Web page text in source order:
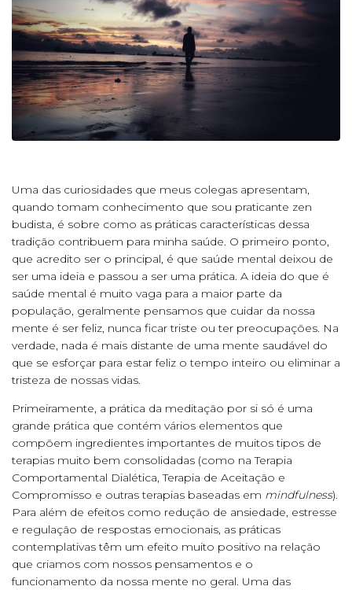
Uma das curiosidades que meus colegas apresentam,
quando tomam conhecimento que sou praticante zen
budista, é sobre como as práticas características dessa
tradição contribuem para minha saúde. O primeiro ponto,
que acredito ser o principal, é que saúde mental deixou de
ser uma ideia e passou a ser uma prática. A ideia do que é
saúde mental é muito vaga para a maior parte da
população, geralmente pensamos que cuidar da nossa
mente é ser feliz, nunca ficar triste ou ter preocupações. Na
verdade, nada é mais distante de uma mente saudável do
que se esforçar para estar feliz o tempo inteiro ou eliminar a
tristeza de nossas vidas.
Primeiramente, a prática da meditação por si só é uma
grande prática que contém vários elementos que
compõem ingredientes importantes de muitos tipos de
terapias muito bem consolidadas (como na Terapia
Comportamental Dialética, Terapia de Aceitação e
Compromisso e outras terapias baseadas em mindfulness).
Para além de efeitos como redução de ansiedade, estresse
e regulação de respostas emocionais, as práticas
contemplativas têm um efeito muito positivo na relação
que criamos com nossos pensamentos e o
funcionamento da nossa mente no geral. Uma das